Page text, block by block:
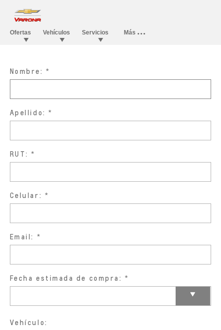
Nombre:
Apellido:
RUT:
Celular:
Email:
Fecha estimada de compra:
Vehículo: